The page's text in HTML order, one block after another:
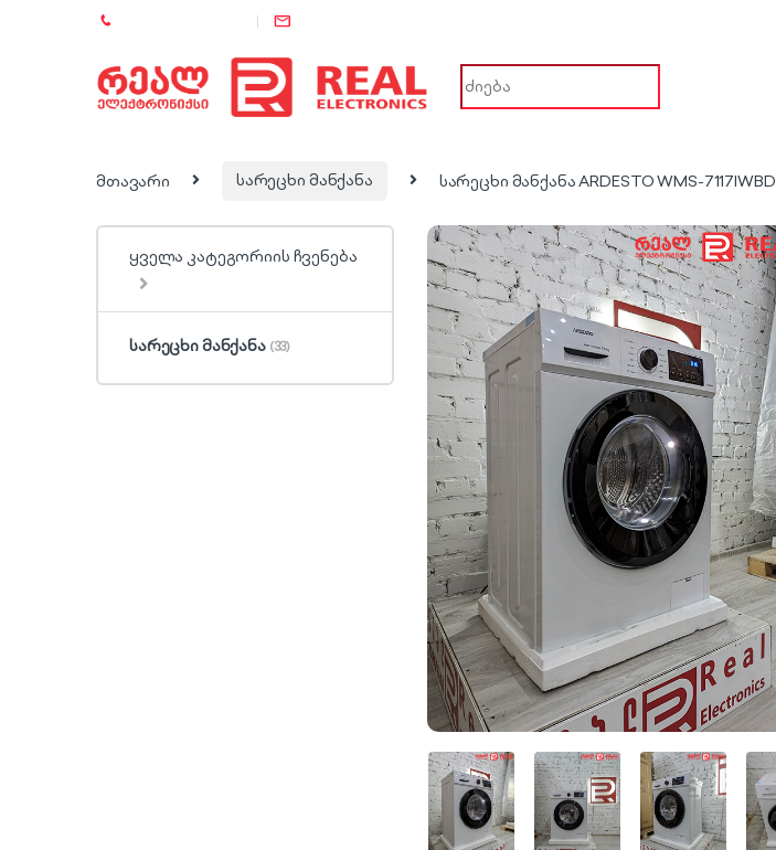
Search for:
მთავარი სარეცხი მანქანა სარეცხი მანქანა ARDESTO WMS-7117IWBD
ყველა კატეგორიის ჩვენება
სარეცხი მანქანა (33)